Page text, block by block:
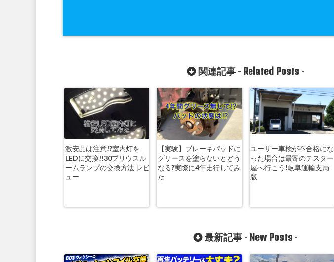
関連記事 - Related Posts-
激安品は注意!?室内灯を
LEDに交換!!30プリウスル
ームランプの交換方法 レビ
ュー
【実験】ブレーキパッドに
グリースを塗らないとどう
なる?実際に4年走行してみ
た
ユーザー車検が不合格にな
った場合は最寄のテスター
屋へ行こう!岐阜運輸支局
版
最新記事 - New Posts -